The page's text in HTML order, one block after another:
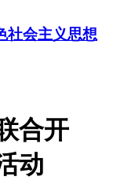
社会主义思想
合开
动